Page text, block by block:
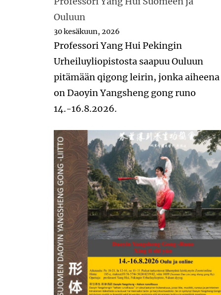
Ouluun
30 kesäkuun, 2026
Professori Yang Hui Pekingin
Urheiluyliopistosta saapuu Ouluun
pitämään qigong leirin, jonka aiheena
on Daoyin Yangsheng gong runo
14.-16.8.2026.